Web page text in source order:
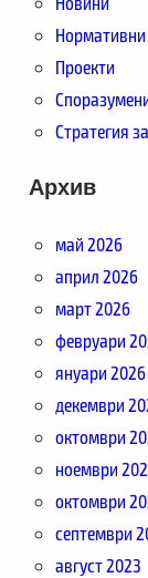
Проекти
Стратегия
Архив
май 2026
април 2026
март 2026
февруари
януари 2026
декември
октомври
ноември
октомври
септември
август 2023